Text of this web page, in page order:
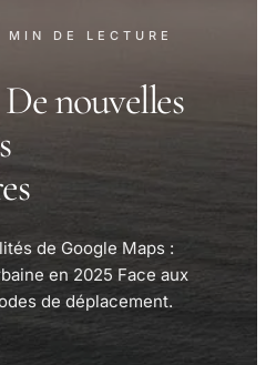
MIN DE LECTURE
nouvelles
de Google Maps :
en 2025 Face aux
de déplacement.